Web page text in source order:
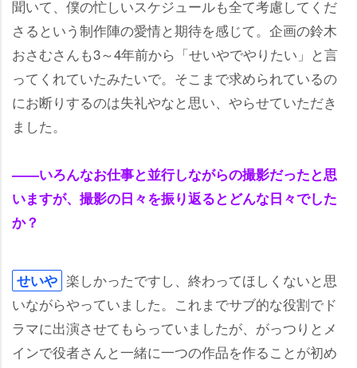
聞いて、僕の忙しいスケジュールも全て考慮してくだ
さるという制作陣の愛情と期待を感じて。企画の鈴木
おさむさんも3～4年前から「せいやでやりたい」と言
ってくれていたみたいで。そこまで求められているの
にお断りするのは失礼やなと思い、やらせていただき
ました。
――いろんなお仕事と並行しながらの撮影だったと思
いますが、撮影の日々を振り返るとどんな日々でした
か？
せい 楽しかったですし、終わってほしくないと思
いながらやっていました。これまでサブ的な役割でド
ラマに出演させてもらっていましたが、がっつりとメ
インで役者さんと一緒に一つの作品を作ることが初め